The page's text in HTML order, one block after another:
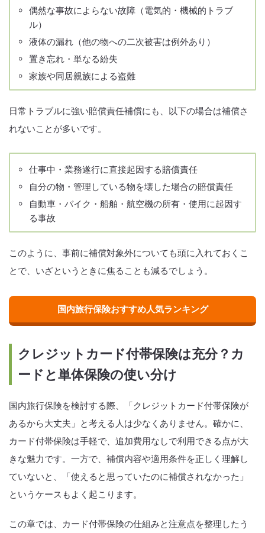
偶然な事故によらない故障（電気的・機械的トラブ
ル）
液体の漏れ（他の物への二次被害は例外あり）
置き忘れ・単なる紛失
家族や同居親族による盗難
日常トラブルに強い賠償責任補償にも、以下の場合は補償さ
れないことが多いです。
仕事中・業務遂行に直接起因する賠償責任
自分の物・管理している物を壊した場合の賠償責任
自動車・バイク・船舶・航空機の所有・使用に起因す
る事故
このように、事前に補償対象外についても頭に入れておくこ
とで、いざというときに焦ることも減るでしょう。
国内旅行保険おすすめ人気ランキング
クレジットカード付帯保険は充分？カ
ードと単体保険の使い分け
国内旅行保険を検討する際、「クレジットカード付帯保険が
あるから大丈夫」と考える人は少なくありません。確かに、
カード付帯保険は手軽で、追加費用なしで利用できる点が大
きな魅力です。一方で、補償内容や適用条件を正しく理解し
ていないと、「使えると思っていたのに補償されなかった」
というケースもよく起こります。
この章では、カード付帯保険の仕組みと注意点を整理したう